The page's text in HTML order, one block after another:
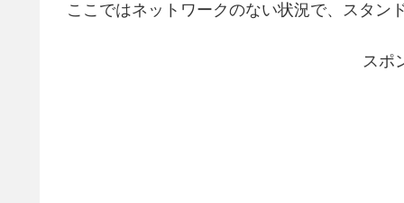
ここではネットワークのない状況で、スタン
スポ